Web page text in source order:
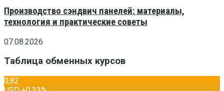
Производство сэндвич панелей: материалы,
технология и практические советы
07.08.2026
Таблица обменных курсов
0,82